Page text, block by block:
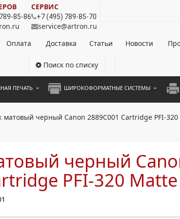
85-86
СЕРВИС
+7 (495) 789-85-70
service@artron.ru
Оплата Доставка Статьи Новости
Поиск по списку
ПЕЧАТЬ ШИРОКОФОРМАТНЫЕ СИСТЕМЫ
А4
матовый черный Canon 2889C001 Cartridge PFI-
черный
PFI-320